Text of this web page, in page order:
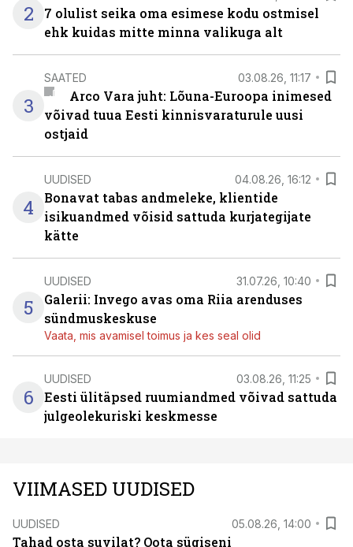
2
7 olulist seika oma esimese kodu ostmisel
ehk kuidas mitte minna valikuga alt
3
SAATED 03.08.26, 11:17
Arco Vara juht: Lõuna-Euroopa inimesed
võivad tuua Eesti kinnisvaraturule uusi
ostjaid
4
UUDISED 04.08.26, 16:12
Bonavat tabas andmeleke, klientide
isikuandmed võisid sattuda kurjategijate
kätte
5
UUDISED 31.07.26, 10:40
Galerii: Invego avas oma Riia arenduses
sündmuskeskuse
Vaata, mis avamisel toimus ja kes seal olid
6
UUDISED 03.08.26, 11:25
Eesti ülitäpsed ruumiandmed võivad sattuda
julgeolekuriski keskmesse
VIIMASED UUDISED
UUDISED 05.08.26, 14:00
Tahad osta suvilat? Oota sügiseni